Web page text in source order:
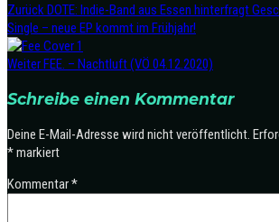
ZurückDOTE: Indie-Band aus Essen hinterfragt
Single – neue EP kommt im Frühjahr!
WeiterFEE. – Nachtluft (VÖ 04.12.2020)
Schreibe einen Kommentar
Deine E-Mail-Adresse wird nicht veröffentlicht.
*markiert
Kommentar*